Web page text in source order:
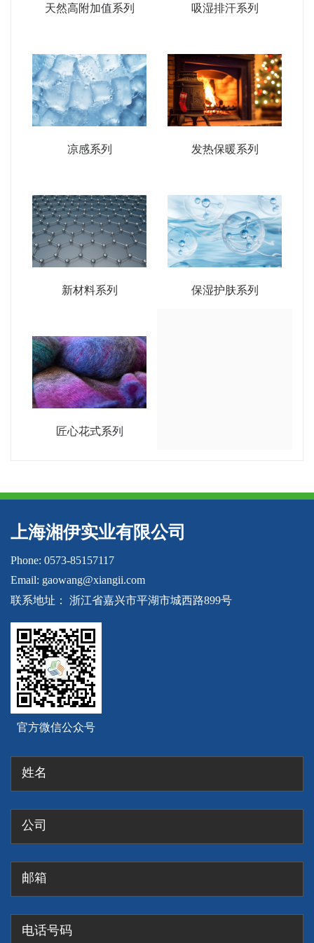
天然高附加值系列 吸湿排汗系列
凉感系列 发热保暖系列
新材料系列 保湿护肤系列
匠心花式系列
上海湘伊实业有限公司
Phone: 0573-85157117
Email: gaowang@xiangii.com
联系地址： 浙江省嘉兴市平湖市城西路899号
官方微信公众号